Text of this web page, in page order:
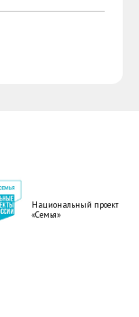
Национальный проект
«Семья»